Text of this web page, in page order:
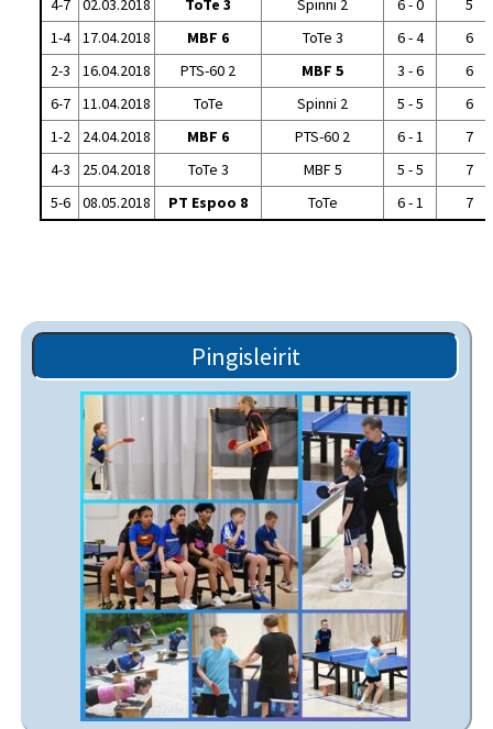
4-7
02.03.2018 ToTe 3 Spinni 2 6 - 0
5
1-4
17.04.2018 MBF 6 ToTe 3 6 - 4
6
2-3
16.04.2018 PTS-60 2 MBF 5 3 - 6
6
6-7
11.04.2018 ToTe Spinni 2 5 - 5
6
1-2
24.04.2018 MBF 6 PTS-60 2 6 - 1
7
4-3
25.04.2018 ToTe 3 MBF 5 5 - 5
7
5-6
08.05.2018 PT Espoo 8 ToTe 6 - 1 7
Pingisleirit